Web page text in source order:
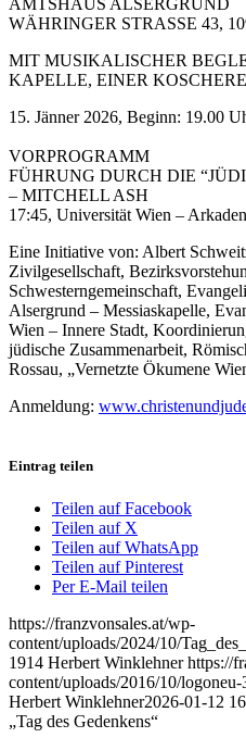
WÄHRINGER STRASSE 43,
MIT MUSIKALISCHER
KAPELLE, EINER
15. Jänner 2026, Beginn: 19.00
VORPROGRAMM
FÜHRUNG DURCH DIE
– MITCHELL ASH
17:45, Universität Wien –
Eine Initiative von: Albert
Zivilgesellschaft,
Schwesterngemeinschaft,
Alsergrund – Messiaskapelle,
Wien – Innere Stadt,
jüdische Zusammenarbeit,
Rossau, „Vernetzte Ökumene
Anmeldung:
Eintrag teilen
Teilen auf Facebook
Teilen auf X
Teilen auf WhatsApp
Teilen auf Pinterest
Per E-Mail teilen
https://franzvonsales.at/wp-
content/uploads/2024/10/
1914 Herbert Winklehner https://
content/uploads/2016/10/
Herbert Winklehner2026-01-12
„Tag des Gedenkens“